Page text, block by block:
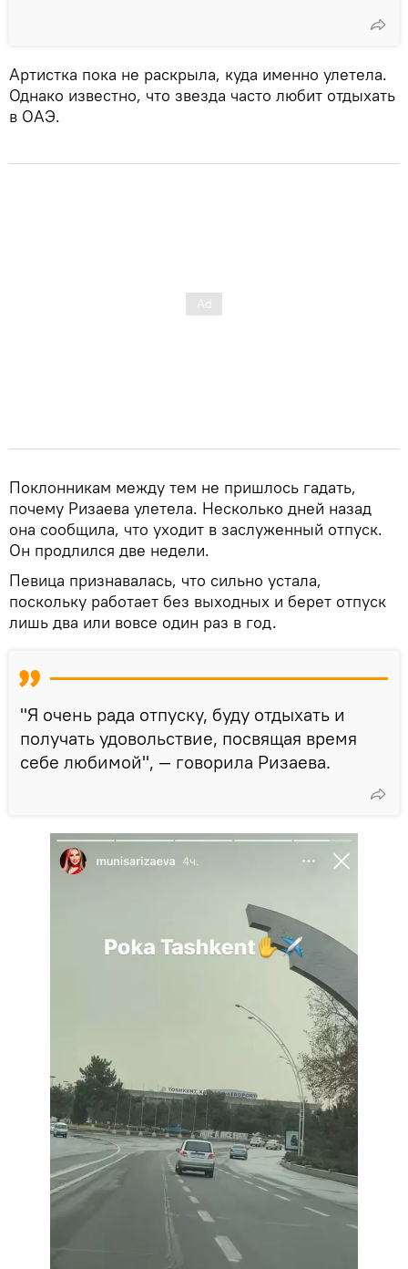
Артистка пока не раскрыла, куда именно улетела.
Однако известно, что звезда часто любит отдыхать
в ОАЭ.
Поклонникам между тем не пришлось гадать,
почему Ризаева улетела. Несколько дней назад
она сообщила, что уходит в заслуженный отпуск.
Он продлился две недели.
Певица признавалась, что сильно устала,
поскольку работает без выходных и берет отпуск
лишь два или вовсе один раз в год.
"Я очень рада отпуску, буду отдыхать и
получать удовольствие, посвящая время
себе любимой", — говорила Ризаева.